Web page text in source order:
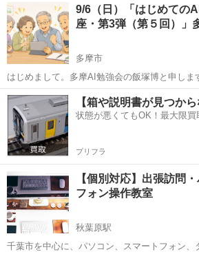
者向けレッスンのモニターを募集しています。 「Canvaを使ってみた
いけれど、何か...
9/6（日）「はじめての
座・第3弾（第５回）」
多摩市
はじめまして。多摩AI勉強会の飯塚博と申します。 多摩市・関戸
館で「はじめてのAIエージェント体験講座・第
こんな方におすすめです 【初めての方】 ・AI
った...
東京 多摩市 その他 公民館
【箱や説明書が見つか
状態が悪くてもOK！最大限買
プリフラ
【個別対応】出張訪問
フォン操作教室
秋葉原駅
千葉市を中心に、パソコン、スマートフォン、